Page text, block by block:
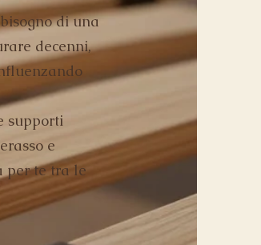
di una
decenni,
supporti
e
per te tra le